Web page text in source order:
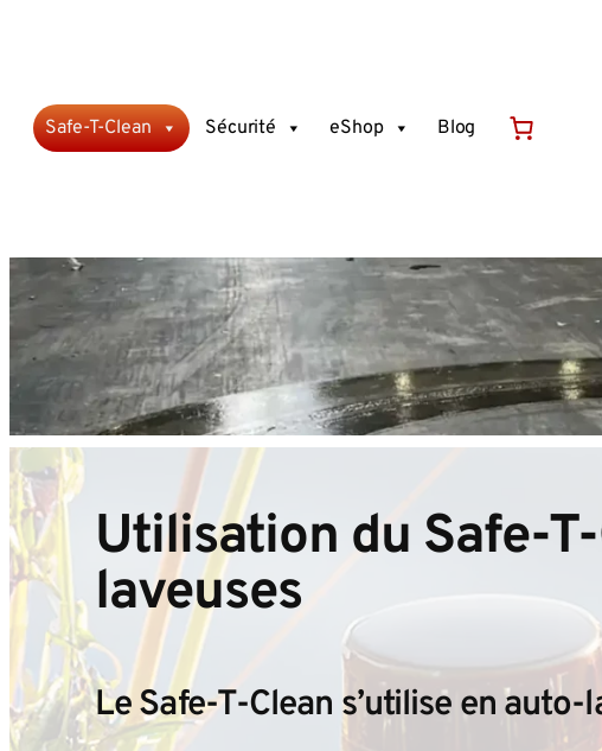
Safe-T-Clean Sécurité eShop Blog
Utilisation du Safe-
laveuses
Le Safe-T-Clean s’utilise en